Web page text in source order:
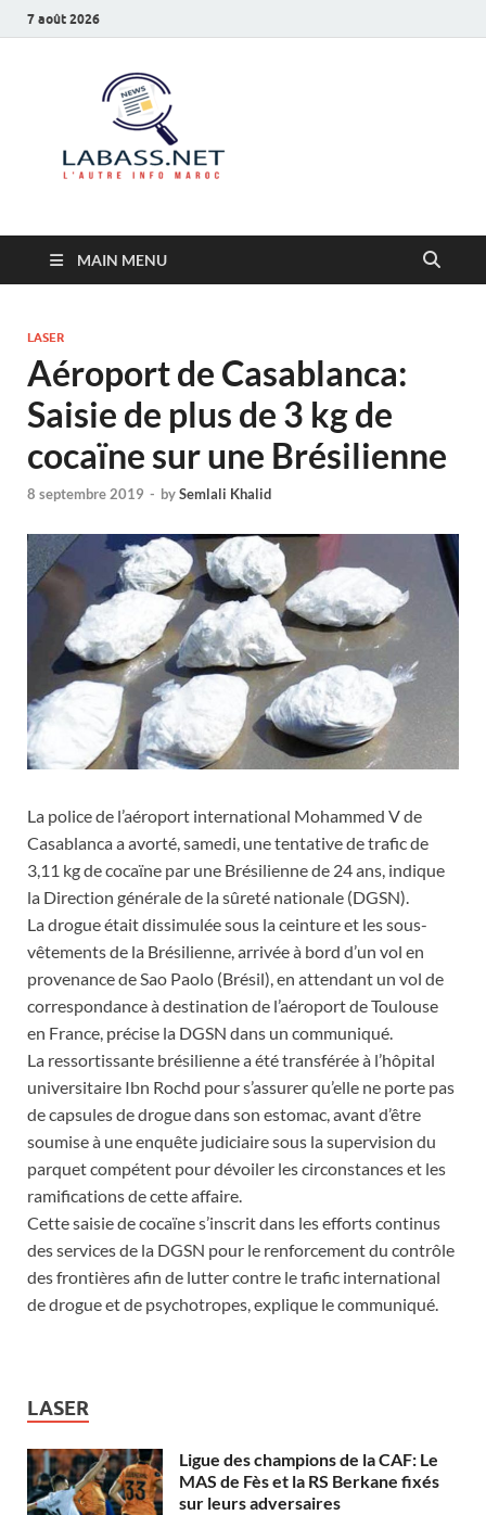
7 août 2026
MAIN MENU
LASER
Aéroport de Casablanca:
Saisie de plus de 3 kg de
cocaïne sur une Brésilienne
8 septembre 2019 - bySemlali Khalid
La police de l’aéroport international Mohammed V de
Casablanca a avorté, samedi, une tentative de trafic de
3,11 kg de cocaïne par une Brésilienne de 24 ans, indique
la Direction générale de la sûreté nationale (DGSN).
La drogue était dissimulée sous la ceinture et les sous-
vêtements de la Brésilienne, arrivée à bord d’un vol en
provenance de Sao Paolo (Brésil), en attendant un vol de
correspondance à destination de l’aéroport de Toulouse
en France, précise la DGSN dans un communiqué.
La ressortissante brésilienne a été transférée à l’hôpital
universitaire Ibn Rochd pour s’assurer qu’elle ne porte pas
de capsules de drogue dans son estomac, avant d’être
soumise à une enquête judiciaire sous la supervision du
parquet compétent pour dévoiler les circonstances et les
ramifications de cette affaire.
Cette saisie de cocaïne s’inscrit dans les efforts continus
des services de la DGSN pour le renforcement du contrôle
des frontières afin de lutter contre le trafic international
de drogue et de psychotropes, explique le communiqué.
LASER
Ligue des champions de la CAF: Le
MAS de Fès et la RS Berkane fixés
sur leurs adversaires